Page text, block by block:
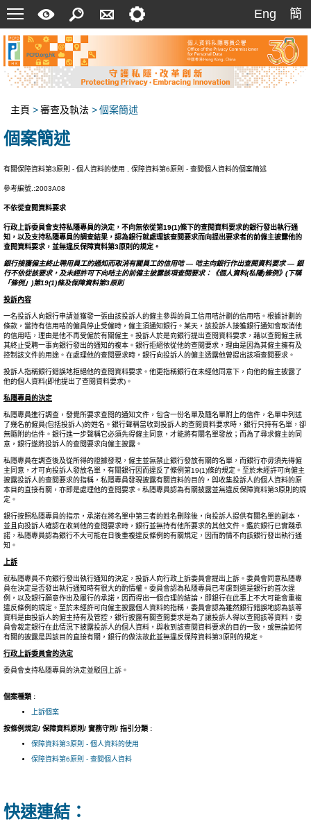
菜
單
速
指
南
索
絡
我
定
Eng
簡
簡
主頁 >審查及執法 >個案簡述
個案簡述
有關保障資料第3原則 - 個人資料的使用 , 保障資料第6原則 - 查閱個人資料的個案簡述
參考編號.:2003A08
不依從查閱資料要求
行政上訴委員會支持私隱專員的決定，不向無依從第19(1)條下的查閱資料要求的銀行發出執行通
知，以及支持私隱專員的調查結果，認為銀行就處理該查閱要求而向提出要求者的前僱主披露他的
查閱資料要求，並無違反保障資料第3原則的規定。
銀行接獲僱主終止聘用員工的通知而取消有關員工的信用咭 — 咭主向銀行作出查閱資料要求 — 銀
行不依從該要求，及未經許可下向咭主的前僱主披露該項查閱要求：《個人資料(私隱)條例》(下稱
「條例」)第19(1)條及保障資料第3原則
投訴內容
一名投訴人向銀行申請並獲發一張由該投訴人的僱主參與的員工信用咭計劃的信用咭。根據計劃的
條款，當持有信用咭的僱員停止受僱時，僱主須通知銀行。某天，該投訴人接獲銀行通知會取消他
的信用咭，理由是他不再受僱於有關僱主。投訴人於是向銀行提出查閱資料要求，藉以查閱僱主就
其終止受聘一事向銀行發出的通知的複本。銀行拒絕依從他的查閱要求，理由是因為其僱主擁有及
控制該文件的用途。在處理他的查閱要求時，銀行向投訴人的僱主透露他曾提出該項查閱要求。
投訴人指稱銀行錯誤地拒絕他的查閱資料要求。他更指稱銀行在未經他同意下，向他的僱主披露了
他的個人資料(即他提出了查閱資料要求)。
私隱專員的決定
私隱專員進行調查，發覺所要求查閱的通知文件，包含一份名單及隨名單附上的信件，名單中列述
了幾名前僱員(包括投訴人)的姓名。銀行聲稱當收到投訴人的查閱資料要求時，銀行只持有名單，卻
無隨附的信件。銀行進一步聲稱它必須先得僱主同意，才能將有關名單發放；而為了尋求僱主的同
意，銀行遂將投訴人的查閱要求向僱主披露。
私隱專員在調查後及從所得的證據發現，僱主並無禁止銀行發放有關的名單，而銀行亦毋須先得僱
主同意，才可向投訴人發放名單，有關銀行因而違反了條例第19(1)條的規定。至於未經許可向僱主
披露投訴人的查閱要求的指稱，私隱專員發現披露有關資料的目的，與收集投訴人的個人資料的原
本目的直接有關，亦即是處理他的查閱要求。私隱專員認為有關披露並無違反保障資料第3原則的規
定。
銀行按照私隱專員的指示，承諾在將名單中第三者的姓名刪除後，向投訴人提供有關名單的副本，
並且向投訴人確認在收到他的查閱要求時，銀行並無持有他所要求的其他文件。鑑於銀行已實踐承
諾，私隱專員認為銀行不大可能在日後重複違反條例的有關規定，因而酌情不向該銀行發出執行通
知。
上訴
就私隱專員不向銀行發出執行通知的決定，投訴人向行政上訴委員會提出上訴。委員會同意私隱專
員在決定是否發出執行通知時有很大的酌情權。委員會認為私隱專員已考慮到這是銀行的首次違
例，以及銀行願意作出及履行的承諾，因而得出一個合理的結論，即銀行在此事上不大可能會重複
違反條例的規定。至於未經許可向僱主披露個人資料的指稱，委員會認為雖然銀行錯誤地認為該等
資料是由投訴人的僱主持有及管控，銀行披露有關查閱要求是為了讓投訴人得以查閱該等資料，委
員會裁定銀行在此情況下披露投訴人的個人資料，與收到該查閱資料要求的目的一致，或無論如何
有關的披露是與該目的直接有關，銀行的做法故此並無違反保障資料第3原則的規定。
行政上訴委員會的決定
委員會支持私隱專員的決定並駁回上訴。
個案種類 :
上訴個案
按條例規定/ 保障資料原則/ 實務守則/ 指引分類 :
保障資料第3原則 - 個人資料的使用
保障資料第6原則 - 查閱個人資料
快速連結：